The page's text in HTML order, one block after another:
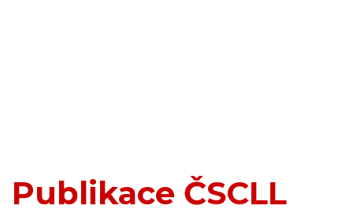
Publikace ČSCLL